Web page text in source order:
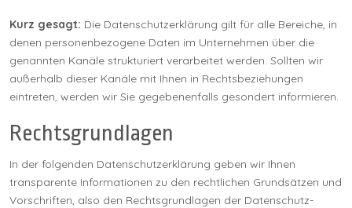
Kurz gesagt: Die Datenschutzerklärung gilt für alle Bereiche, in
denen personenbezogene Daten im Unternehmen über die
genannten Kanäle strukturiert verarbeitet werden. Sollten wir
außerhalb dieser Kanäle mit Ihnen in Rechtsbeziehungen
eintreten, werden wir Sie gegebenenfalls gesondert informieren.
Rechtsgrundlagen
In der folgenden Datenschutzerklärung geben wir Ihnen
transparente Informationen zu den rechtlichen Grundsätzen und
Vorschriften, also den Rechtsgrundlagen der Datenschutz-